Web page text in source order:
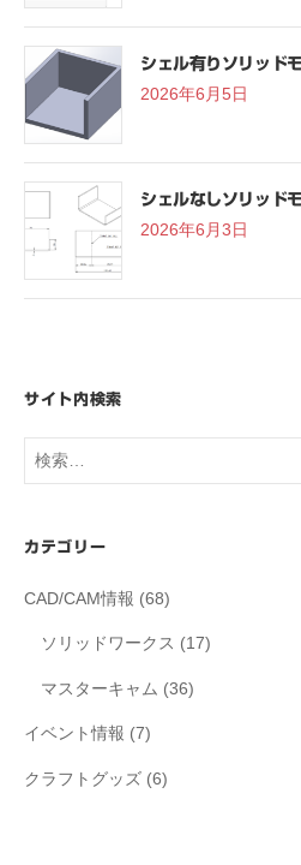
シェル有りソリッド
2026年6月5日
シェルなしソリッド
2026年6月3日
サイト内検索
検
カテゴリー
CAD/CAM情報 (68)
ソリッドワークス (17)
マスターキャム (36)
イベント情報 (7)
クラフトグッズ (6)